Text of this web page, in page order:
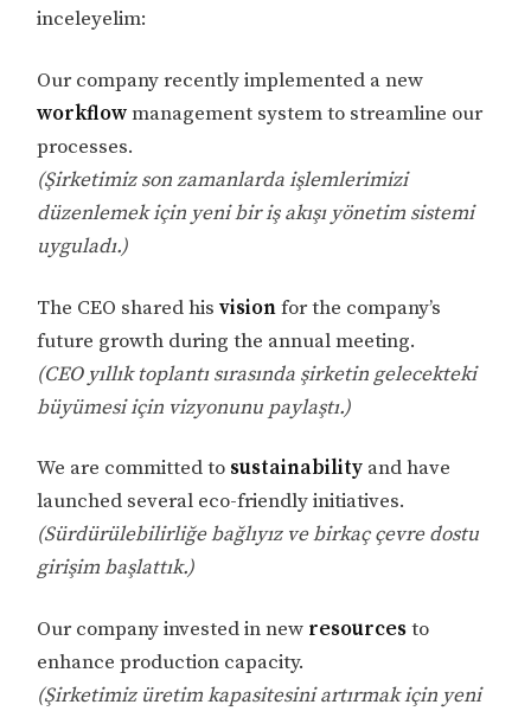
inceleyelim:
Our company recently implemented a new
workflowmanagement system to streamline our
processes.
(Şirketimiz son zamanlarda işlemlerimizi
düzenlemek için yeni bir iş akışı yönetim sistemi
uyguladı.)
The CEO shared his visionfor the company’s
future growth during the annual meeting.
(CEO yıllık toplantı sırasında şirketin gelecekteki
büyümesi için vizyonunu paylaştı.)
We are committed to sustainability and have
launched several eco-friendly initiatives.
(Sürdürülebilirliğe bağlıyız ve birkaç çevre dostu
girişim başlattık.)
Our company invested in new resourcesto
enhance production capacity.
(Şirketimiz üretim kapasitesini artırmak için yeni